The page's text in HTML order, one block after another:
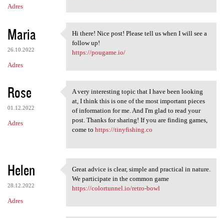
Adres
Maria
26.10.2022
Adres
Hi there! Nice post! Please
Hi there! Nice post! Please tell us when I will see a
follow up!
https://pougame.io/
Rose
01.12.2022
Adres
A very interesting topic that
A very interesting topic that I have been looking
at, I think this is one of the most important pieces
of information for me. And I'm glad to read your
post. Thanks for sharing! If you are finding games,
come to https://tinyfishing.co
Helen
28.12.2022
Adres
Great advice is clear, simple
Great advice is clear, simple and practical in nature.
We participate in the common game
https://colortunnel.io/retro-bowl